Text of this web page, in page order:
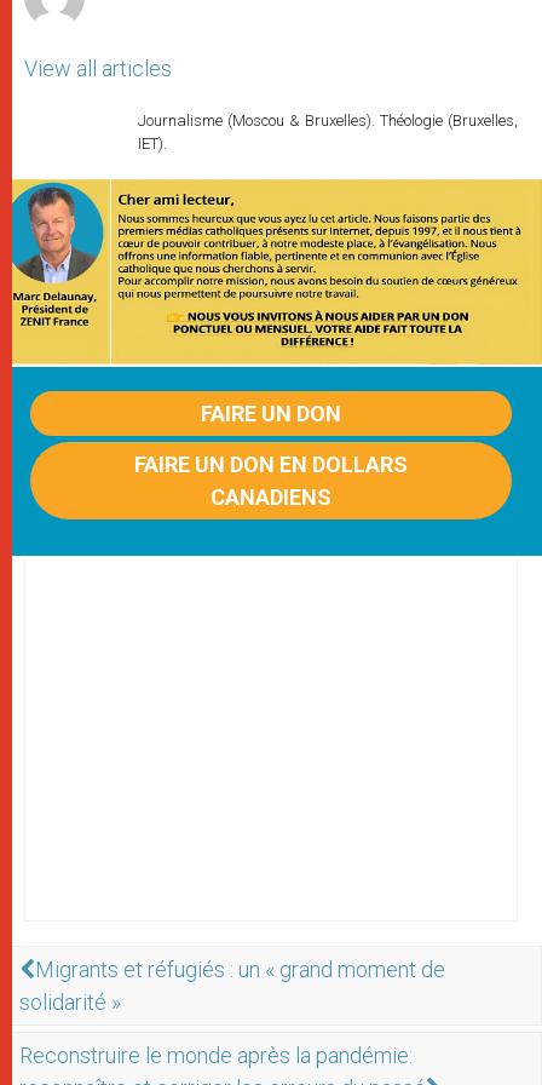
View all articles
Journalisme (Moscou & Bruxelles). Théologie (Bruxelles,
IET).
FAIRE UN DON
FAIRE UN DON EN DOLLARS
CANADIENS
Migrants et réfugiés : un « grand moment de
solidarité »
Reconstruire le monde après la pandémie: